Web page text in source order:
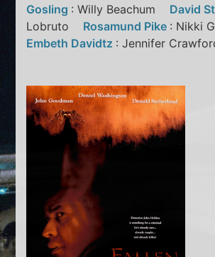
Gosling : Willy Beachum David
Lobruto Rosamund Pike : Nikki
Embeth Davidtz : Jennifer